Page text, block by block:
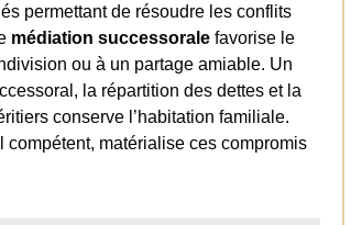
permettant de résoudre les conflits
médiation successorale favorise le
ou à un partage amiable. Un
la répartition des dettes et la
conserve l’habitation familiale.
compétent, matérialise ces compromis